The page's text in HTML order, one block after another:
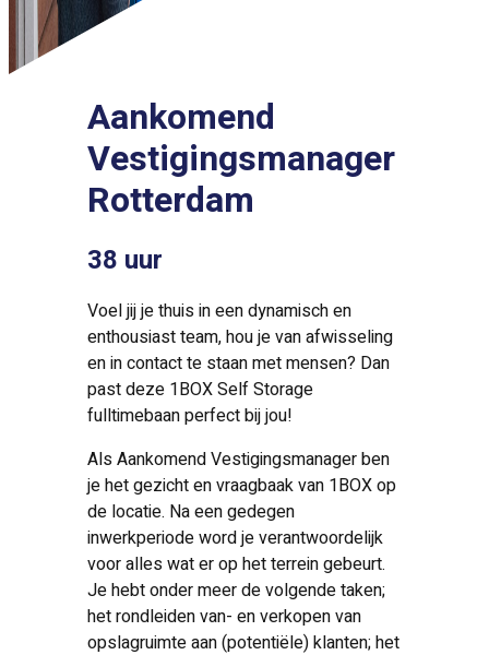
Aankomend
Vestigingsmanager
Rotterdam
38 uur
Voel jij je thuis in een dynamisch en
enthousiast team, hou je van afwisseling
en in contact te staan met mensen? Dan
past deze 1BOX Self Storage
fulltimebaan perfect bij jou!
Als Aankomend Vestigingsmanager ben
je het gezicht en vraagbaak van 1BOX op
de locatie. Na een gedegen
inwerkperiode word je verantwoordelijk
voor alles wat er op het terrein gebeurt.
Je hebt onder meer de volgende taken;
het rondleiden van- en verkopen van
opslagruimte aan (potentiële) klanten; het